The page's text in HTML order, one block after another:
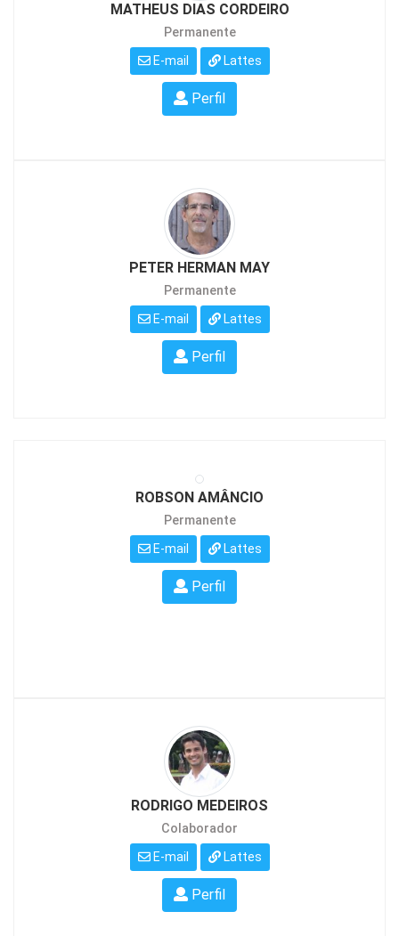
MATHEUS DIAS CORDEIRO
Permanente
E-mail Lattes
Perfil
PETER HERMAN MAY
Permanente
E-mail Lattes
Perfil
ROBSON AMÂNCIO
Permanente
E-mail Lattes
Perfil
RODRIGO MEDEIROS
Colaborador
E-mail Lattes
Perfil